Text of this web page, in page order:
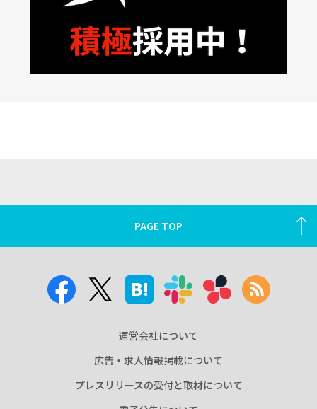
PAGE TOP
運営会社について
広告・求人情報掲載について
プレスリリースの受付と取材について